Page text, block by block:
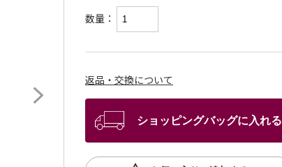
数量：
返品・交換について
ショッピングバッグに入れる